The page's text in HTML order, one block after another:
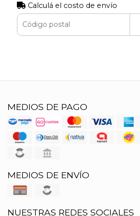
Calculá el costo de envío
MEDIOS DE PAGO
MEDIOS DE ENVÍO
NUESTRAS REDES SOCIALES